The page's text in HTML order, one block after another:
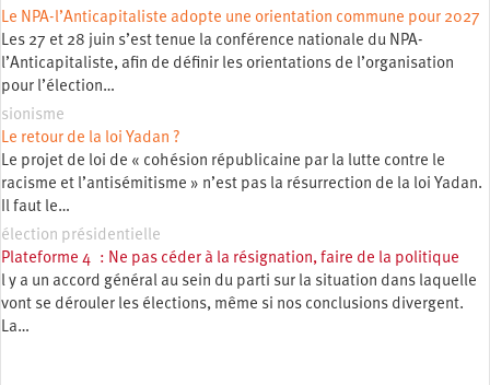
Le NPA-l’Anticapitaliste adopte une orientation commune pour 2027
Les 27 et 28 juin s’est tenue la conférence nationale du NPA-
l’Anticapitaliste, afin de définir les orientations de l’organisation
pour l’élection…
sionisme
Le retour de la loi Yadan ?
Le projet de loi de « cohésion républicaine par la lutte contre le
racisme et l’antisémitisme » n’est pas la résurrection de la loi Yadan.
Il faut le…
élection présidentielle
Plateforme 4 : Ne pas céder à la résignation, faire de la politique
l y a un accord général au sein du parti sur la situation dans laquelle
vont se dérouler les élections, même si nos conclusions divergent.
La…